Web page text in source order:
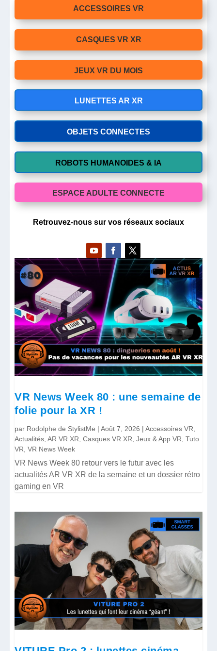
ACCESSOIRES VR
CASQUES VR XR
JEUX VR DU MOIS
LUNETTES AR XR
OBJETS CONNECTES
ROBOTS HUMANOIDES & IA
ESPACE ADULTE CONNECTE
Retrouvez-nous sur vos réseaux sociaux
VR News Week 80 : une semaine de
folie pour la XR !
par Rodolphe de StylistMe |Août 7, 2026 |Accessoires VR,
Actualités,AR VR XR,Casques VR XR,Jeux & App VR,Tuto
VR,VR News Week
VR News Week 80 retour vers le futur avec les
actualités AR VR XR de la semaine et un dossier rétro
gaming en VR